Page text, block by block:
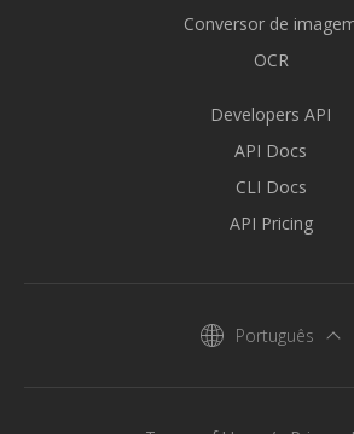
Conversor de
OCR
Developers API
API Docs
CLI Docs
API Pricing
Português